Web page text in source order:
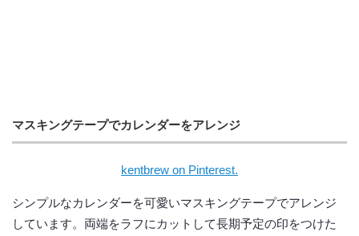
マスキングテープでカレンダーをアレンジ
kentbrew on Pinterest.
シンプルなカレンダーを可愛いマスキングテープでアレンジ
しています。両端をラフにカットして長期予定の印をつけた